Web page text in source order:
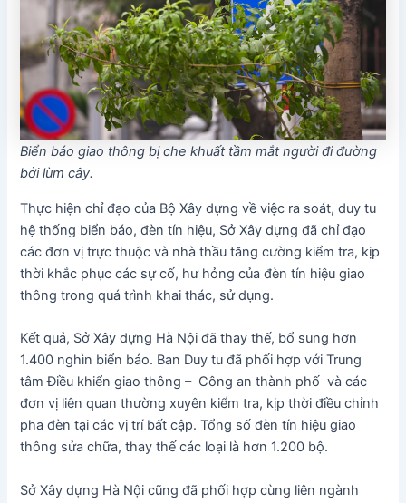
Biển báo giao thông bị che khuất tầm mắt người đi đường
bởi lùm cây.
Thực hiện chỉ đạo của Bộ Xây dựng về việc ra soát, duy tu
hệ thống biển báo, đèn tín hiệu, Sở Xây dựng đã chỉ đạo
các đơn vị trực thuộc và nhà thầu tăng cường kiểm tra, kịp
thời khắc phục các sự cố, hư hỏng của đèn tín hiệu giao
thông trong quá trình khai thác, sử dụng.
Kết quả, Sở Xây dựng Hà Nội đã thay thế, bổ sung hơn
1.400 nghìn biển báo. Ban Duy tu đã phối hợp với Trung
tâm Điều khiển giao thông – Công an thành phố và các
đơn vị liên quan thường xuyên kiểm tra, kịp thời điều chỉnh
pha đèn tại các vị trí bất cập. Tổng số đèn tín hiệu giao
thông sửa chữa, thay thế các loại là hơn 1.200 bộ.
Sở Xây dựng Hà Nội cũng đã phối hợp cùng liên ngành